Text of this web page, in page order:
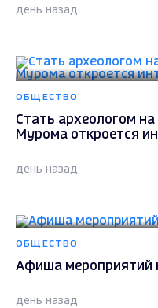
день назад
ОБЩЕСТВО
Стать археологом
Мурома откроется
день назад
ОБЩЕСТВО
Афиша мероприятий
день назад